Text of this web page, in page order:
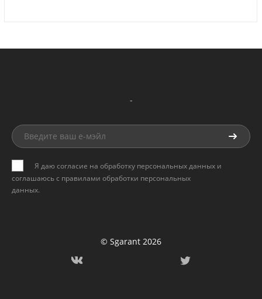
-
Я даю согласие на обработку персональных данных и
соглашаюсь с правилами обработки персональных
данных.
© Sgarant 2026